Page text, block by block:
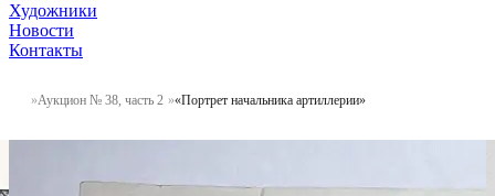
Художники
Новости
Контакты
Аукцион № 38, часть 2 «Портрет начальника артиллерии»